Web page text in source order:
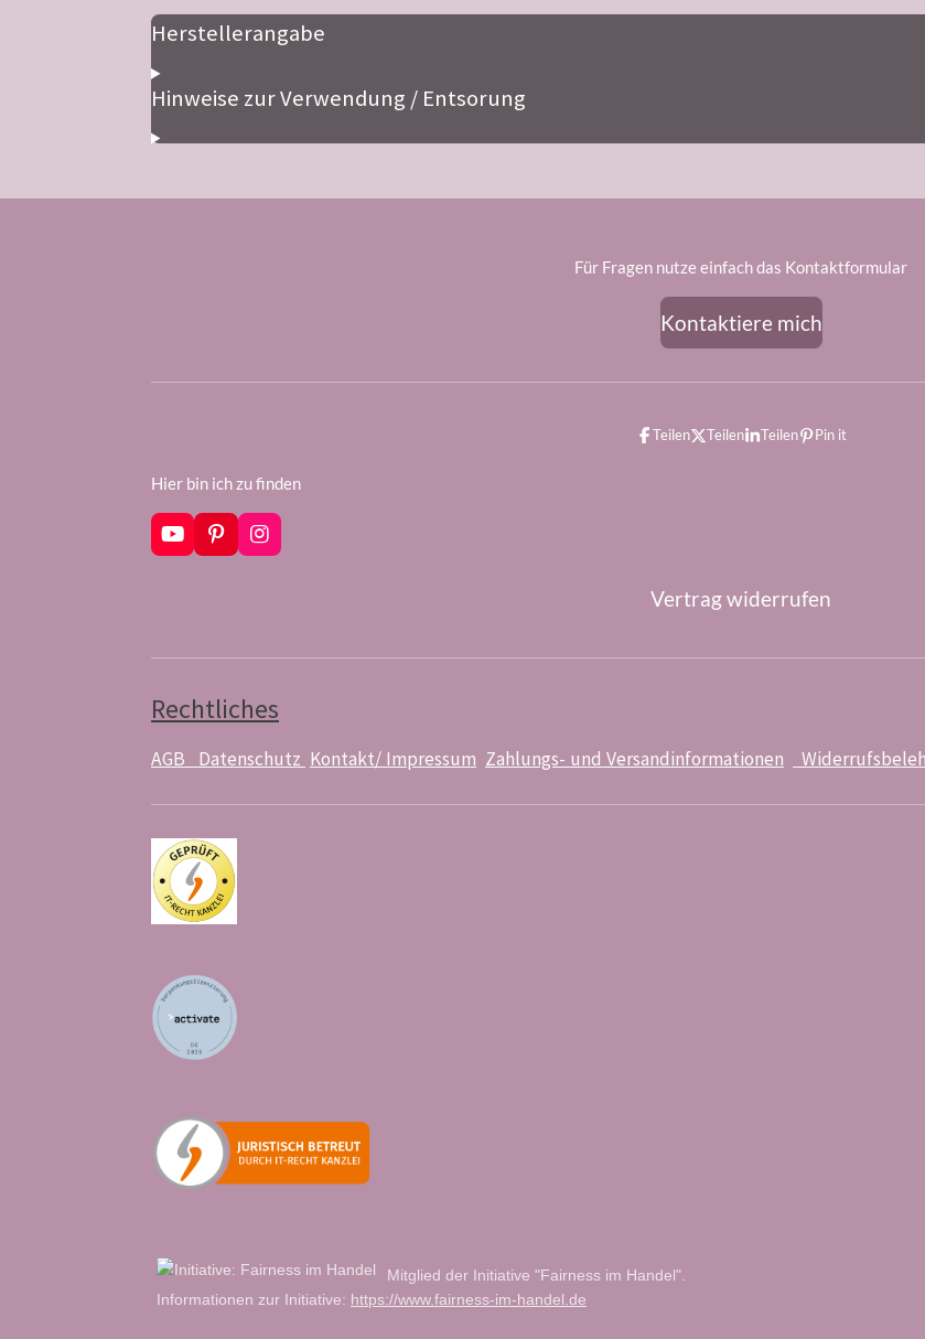
Herstellerangabe
Hinweise zur Verwendung / Entsorung
Für Fragen nutze einfach das Kontaktformular
Kontaktiere mich
Teilen Teilen Teilen Pin it
Hier bin ich zu finden
Y
o
e
P
i
e
t
I
n
r
m
Vertrag widerrufen
Rechtliches
AGB Datenschutz Kontakt/ Impressum Zahlungs- und Versandinformationen
Mitglied der Initiative "Fairness im Handel".
Informationen zur Initiative: https://www.fairness-im-handel.de